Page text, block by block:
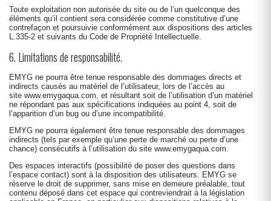
Toute exploitation non autorisée du site ou de l’un quelconque des
éléments qu’il contient sera considérée comme constitutive d’une
contrefaçon et poursuivie conformément aux dispositions des articles
L.335-2 et suivants du Code de Propriété Intellectuelle.
6. Limitations de responsabilité.
EMYG ne pourra être tenue responsable des dommages directs et
indirects causés au matériel de l’utilisateur, lors de l’accès au
site www.emygaqua.com, et résultant soit de l’utilisation d’un matériel
ne répondant pas aux spécifications indiquées au point 4, soit de
l’apparition d’un bug ou d’une incompatibilité.
EMYG ne pourra également être tenue responsable des dommages
indirects (tels par exemple qu’une perte de marché ou perte d’une
chance) consécutifs à l’utilisation du site www.emygaqua.com.
Des espaces interactifs (possibilité de poser des questions dans
l’espace contact) sont à la disposition des utilisateurs. EMYG se
réserve le droit de supprimer, sans mise en demeure préalable, tout
contenu déposé dans cet espace qui contreviendrait à la législation